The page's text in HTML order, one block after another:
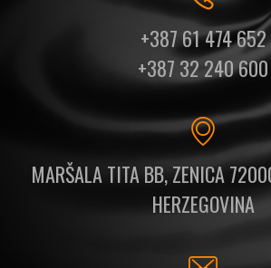
+387 61 474 652
+387 32 240 600
MARŠALA TITA BB, ZENICA
HERZEGOVINA